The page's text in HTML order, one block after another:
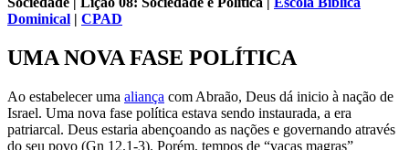
Dominical | CPAD
UMA NOVA FASE POLÍTICA
Ao estabelecer uma aliança com Abraão, Deus dá inicio à nação de
Israel. Uma nova fase política estava sendo instaurada, a era
patriarcal. Deus estaria abençoando as nações e governando através
do seu povo (Gn 12.1-3). Porém, tempos de “vacas magras”